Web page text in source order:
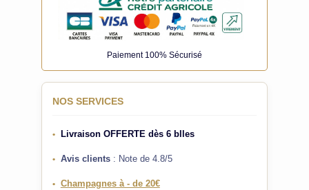
Paiement 100% Sécurisé
NOS SERVICES
• Livraison OFFERTE dès 6 blles
• Avis clients: Note de 4.8/5
• Champagnes à - de 20€